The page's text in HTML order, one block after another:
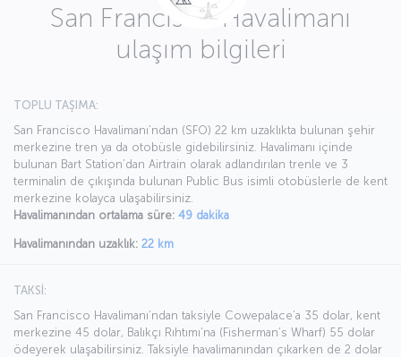
San Francisco Havalimanı
ulaşım bilgileri
TOPLU TAŞIMA:
San Francisco Havalimanı’ndan (SFO) 22 km uzaklıkta bulunan şehir
merkezine tren ya da otobüsle gidebilirsiniz. Havalimanı içinde
bulunan Bart Station’dan Airtrain olarak adlandırılan trenle ve 3
terminalin de çıkışında bulunan Public Bus isimli otobüslerle de kent
merkezine kolayca ulaşabilirsiniz.
Havalimanından ortalama süre: 49 dakika
Havalimanından uzaklık: 22 km
TAKSİ:
San Francisco Havalimanı’ndan taksiyle Cowepalace’a 35 dolar, kent
merkezine 45 dolar, Balıkçı Rıhtımı’na (Fisherman’s Wharf) 55 dolar
ödeyerek ulaşabilirsiniz. Taksiyle havalimanından çıkarken de 2 dolar